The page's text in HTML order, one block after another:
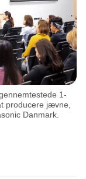
1-
producere jævne,
Danmark.